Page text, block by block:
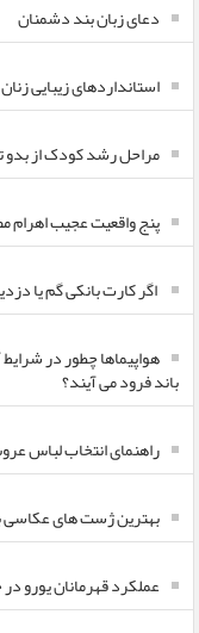
دعای زبان بند دشمنان
استانداردهای زیبایی
مراحل رشد کودک از بدو تولد
پنج واقعیت عجیب اهرام
اگر کارت بانکی گم یا
هواپیماها چطور در
باند فرود می آیند؟
راهنمای انتخاب لباس
بهترین ژست های عکاسی
عملکرد قهرمانان یورو